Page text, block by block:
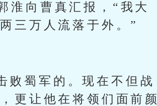
淮向曹真汇报，“我大
三万人流落于外。”
败蜀军的。现在不但战
更让他在将领们面前颜